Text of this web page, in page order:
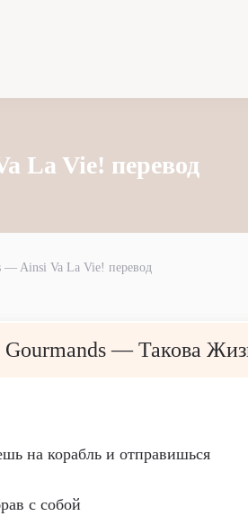
La Vie! перевод
— Ainsi Va La Vie! перевод
Gourmands — Такова
на корабль и отправишься
с собой